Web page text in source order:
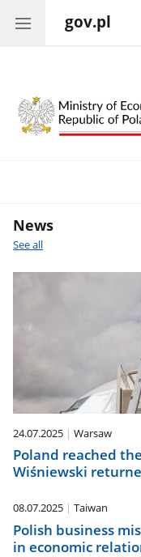
gov.pl
News
See all
24.07.2025 Warsaw
Poland reached
Wiśniewski
08.07.2025 Taiwan
Polish business
in economic